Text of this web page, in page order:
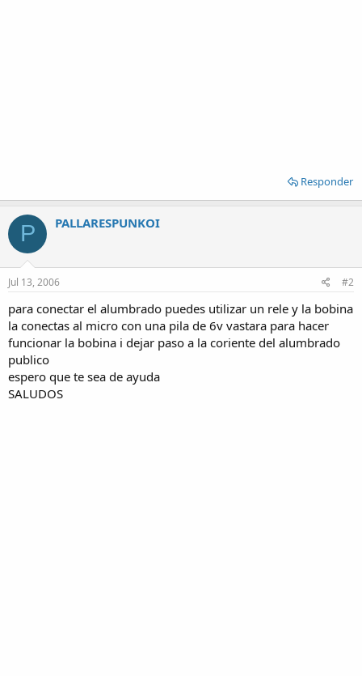
Responder
P PALLARESPUNKOI
Jul 13, 2006 #2
para conectar el alumbrado puedes utilizar un rele y la bobina
la conectas al micro con una pila de 6v vastara para hacer
funcionar la bobina i dejar paso a la coriente del alumbrado
publico
espero que te sea de ayuda
SALUDOS